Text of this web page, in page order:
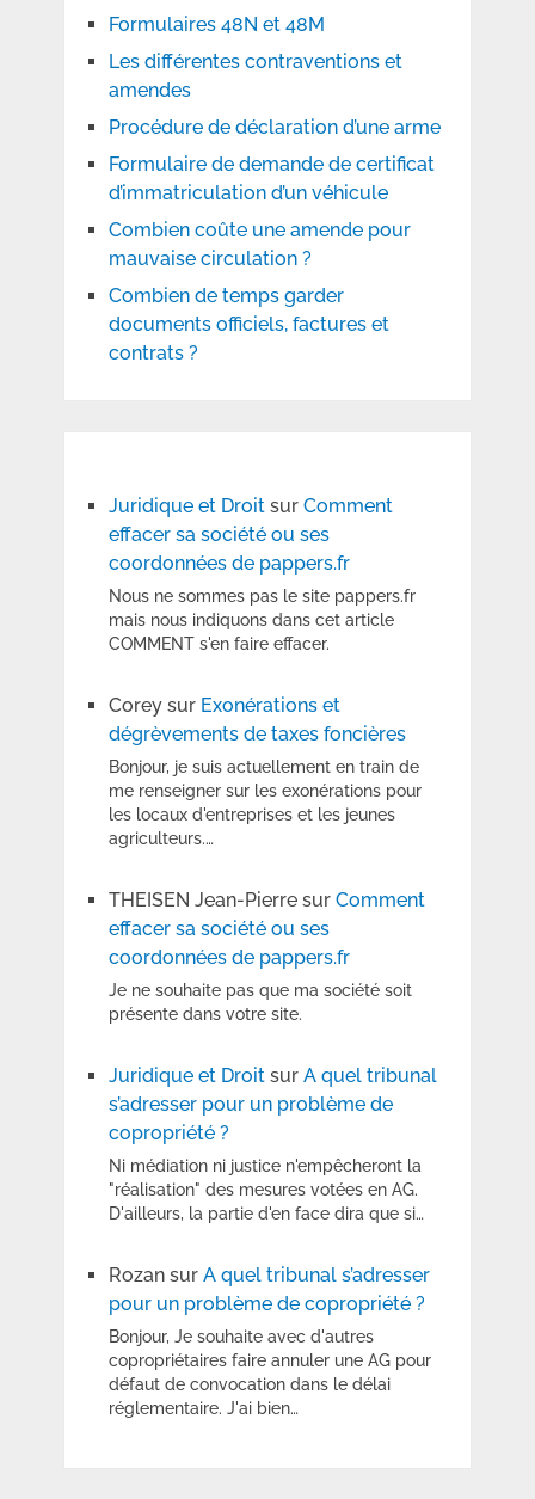
Formulaires 48N et 48M
Les différentes contraventions et
amendes
Procédure de déclaration d’une arme
Formulaire de demande de certificat
d’immatriculation d’un véhicule
Combien coûte une amende pour
mauvaise circulation ?
Combien de temps garder
documents officiels, factures et
contrats ?
Juridique et Droitsur Comment
effacer sa société ou ses
coordonnées de pappers.fr
Nous ne sommes pas le site pappers.fr
mais nous indiquons dans cet article
COMMENT s'en faire effacer.
Coreysur Exonérations et
dégrèvements de taxes foncières
Bonjour, je suis actuellement en train de
me renseigner sur les exonérations pour
les locaux d'entreprises et les jeunes
agriculteurs.…
THEISEN Jean-Pierresur Comment
effacer sa société ou ses
coordonnées de pappers.fr
Je ne souhaite pas que ma société soit
présente dans votre site.
Juridique et Droitsur A quel tribunal
s’adresser pour un problème de
copropriété ?
Ni médiation ni justice n'empêcheront la
"réalisation" des mesures votées en AG.
D'ailleurs, la partie d'en face dira que si…
Rozansur A quel tribunal s’adresser
pour un problème de copropriété ?
Bonjour, Je souhaite avec d'autres
copropriétaires faire annuler une AG pour
défaut de convocation dans le délai
réglementaire. J'ai bien…